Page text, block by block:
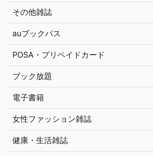
その他雑誌
auブックパス
POSA・プリペイドカード
ブック放題
電子書籍
女性ファッション雑誌
健康・生活雑誌